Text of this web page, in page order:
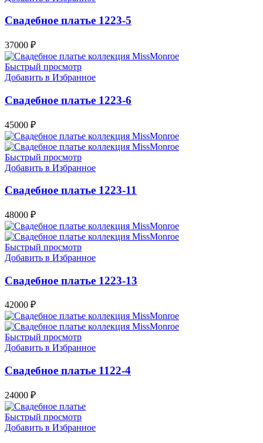
Свадебное платье 1223-5
37000 ₽
Быстрый просмотр
Добавить в Избранное
Свадебное платье 1223-6
45000 ₽
Быстрый просмотр
Добавить в Избранное
Свадебное платье 1223-11
48000 ₽
Быстрый просмотр
Добавить в Избранное
Свадебное платье 1223-13
42000 ₽
Быстрый просмотр
Добавить в Избранное
Свадебное платье 1122-4
24000 ₽
Быстрый просмотр
Добавить в Избранное